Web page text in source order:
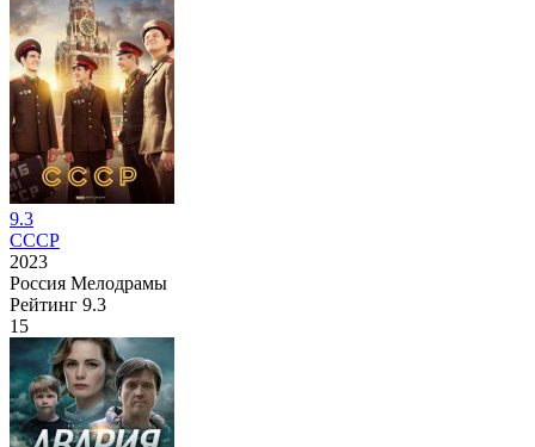
9.3
СССР
2023
Россия Мелодрамы
Рейтинг 9.3
15